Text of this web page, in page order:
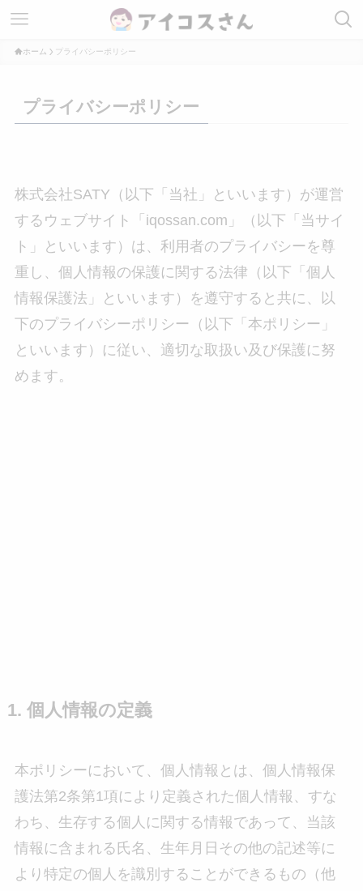
ホーム プライバシーポリシー
プライバシーポリシー
株式会社SATY（以下「当社」といいます）が運営
するウェブサイト「iqossan.com」（以下「当サイ
ト」といいます）は、利用者のプライバシーを尊
重し、個人情報の保護に関する法律（以下「個人
情報保護法」といいます）を遵守すると共に、以
下のプライバシーポリシー（以下「本ポリシー」
といいます）に従い、適切な取扱い及び保護に努
めます。
1. 個人情報の定義
本ポリシーにおいて、個人情報とは、個人情報保
護法第2条第1項により定義された個人情報、すな
わち、生存する個人に関する情報であって、当該
情報に含まれる氏名、生年月日その他の記述等に
より特定の個人を識別することができるもの（他